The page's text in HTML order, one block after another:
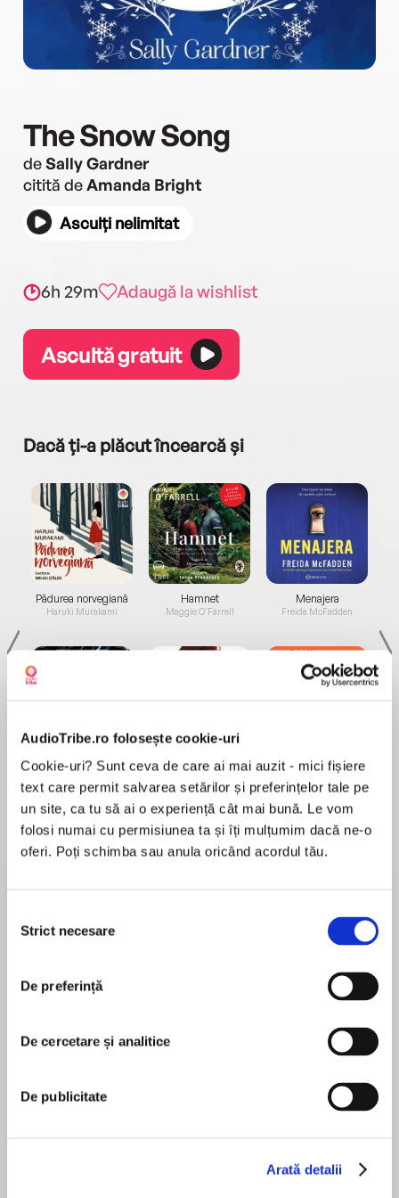
AudioTribe.ro folosește cookie-uri
Cookie-uri? Sunt ceva de care ai mai auzit - mici fișiere
text care permit salvarea setărilor și preferințelor tale pe
un site, ca tu să ai o experiență cât mai bună. Le vom
folosi numai cu permisiunea ta și îți mulțumim dacă ne-o
oferi. Poți schimba sau anula oricând acordul tău.
consimțământului
Strict necesare
De preferință
De cercetare și analitice
De publicitate
Arată detalii
The Snow Song
deSally Gardner
citită deAmanda Bright
Asculți nelimitat
6h 29m Adaugă la wishlist
Ascultă gratuit
Dacă ți-a plăcut încearcă și
Pădurea norvegiană
Haruki Murakami
Elita de Argint (Elita
de...
Hamnet
Maggie O'Farrell
Diavolul se îmbracă de
la...
Menajera
Freida McFadden
Migdală
Sohn Won-pyung
magic, love but also heart-wrenching realism …
Fans of The Familiars and The Binding will love
‘It’s fabulous, we should all have copies’ Simon
Mayo, Scala Radio
În acest moment nu există recenzii
Sally Gardner